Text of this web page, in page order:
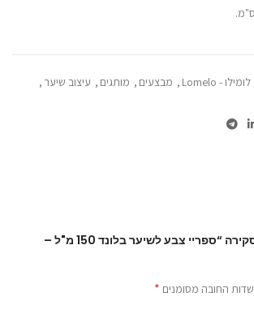
לומילו - Lomelo , מבצעים , מותגים , עיצוב שיער ,
היה הראשון לכתוב סקירה “ספריי צבע לשיער בלונד 150 מ"ל –
שדות החובה מסומנים *